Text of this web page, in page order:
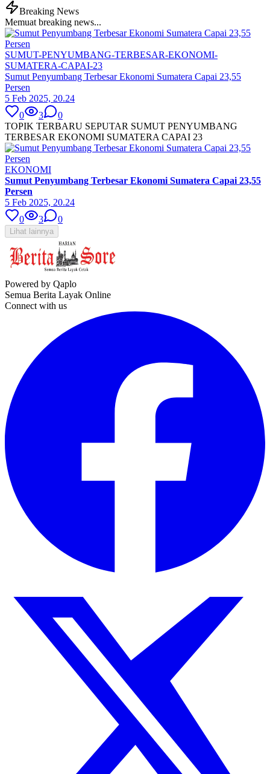
Breaking News
Memuat breaking news...
SUMUT-PENYUMBANG-TERBESAR-EKONOMI-
SUMATERA-CAPAI-23
Sumut Penyumbang Terbesar Ekonomi Sumatera Capai 23,55
Persen
5 Feb 2025, 20.24
0
3
0
TOPIK TERBARU SEPUTAR SUMUT PENYUMBANG
TERBESAR EKONOMI SUMATERA CAPAI 23
EKONOMI
Sumut Penyumbang Terbesar Ekonomi Sumatera Capai 23,55
Persen
5 Feb 2025, 20.24
0
3 0
Lihat lainnya
Powered by Qaplo
Semua Berita Layak Online
Connect with us